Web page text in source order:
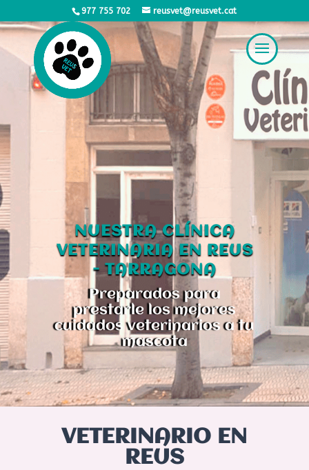
977 755 702 reusvet@reusvet.cat
NUESTRA CLÍNICA
VETERINARIA EN REUS
- TARRAGONA
Preparados para
prestarle los mejores
cuidados veterinarios a tu
mascota
VETERINARIO EN
REUS